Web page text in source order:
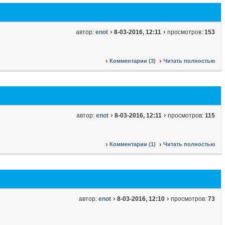
автор: enot 8-03-2016, 12:11 просмотров: 153
Комментарии (3) Читать полностью
автор: enot 8-03-2016, 12:11 просмотров: 115
Комментарии (1) Читать полностью
автор: enot 8-03-2016, 12:10 просмотров: 73